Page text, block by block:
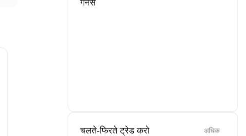
गेनर्स
चलते-फिरते ट्रेड करो अधिक